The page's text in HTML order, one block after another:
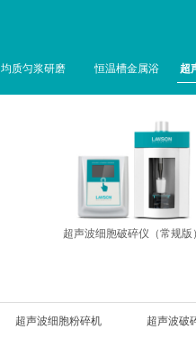
均质匀浆研磨 恒温槽金属浴 超
超声波细胞破碎仪（常规版
超声波细胞粉碎机 超声波破